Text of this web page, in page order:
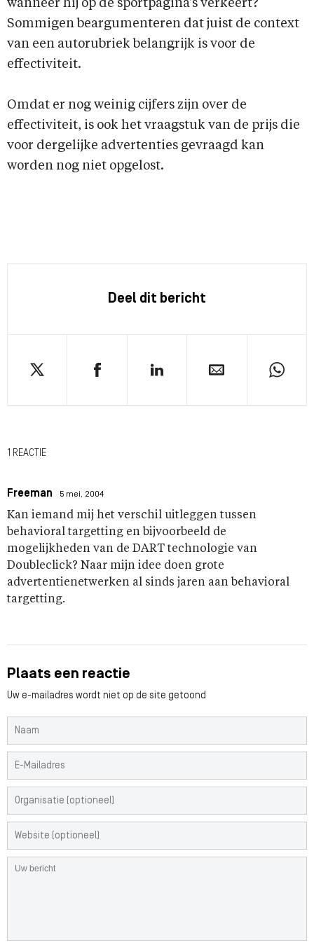
wanneer hij op de sportpagina’s verkeert?
Sommigen beargumenteren dat juist de context
van een autorubriek belangrijk is voor de
effectiviteit.
Omdat er nog weinig cijfers zijn over de
effectiviteit, is ook het vraagstuk van de prijs die
voor dergelijke advertenties gevraagd kan
worden nog niet opgelost.
Deel dit bericht
1 REACTIE
Freeman 5 mei, 2004
Kan iemand mij het verschil uitleggen tussen
behavioral targetting en bijvoorbeeld de
mogelijkheden van de DART technologie van
Doubleclick? Naar mijn idee doen grote
advertentienetwerken al sinds jaren aan behavioral
targetting.
Plaats een reactie
Uw e-mailadres wordt niet op de site getoond